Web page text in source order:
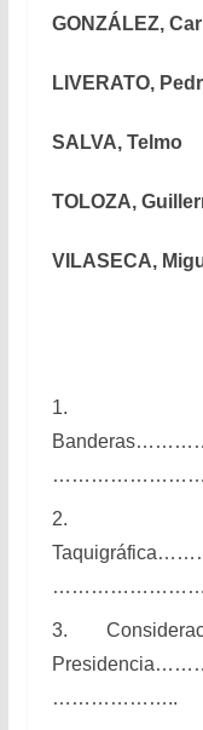
GONZÁLEZ,
LIVERATO,
SALVA, Telmo
TOLOZA,
VILASECA,
1.
2.
3.
………………..